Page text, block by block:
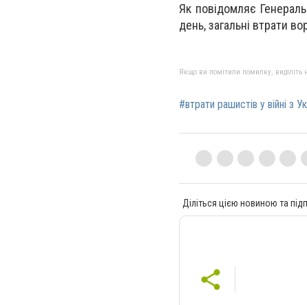
Як повідомляє
день, загальні втрати
Якщо ви помітили помилку, виділіть
#втрати рашистів у війні з
Діліться цією новиною та